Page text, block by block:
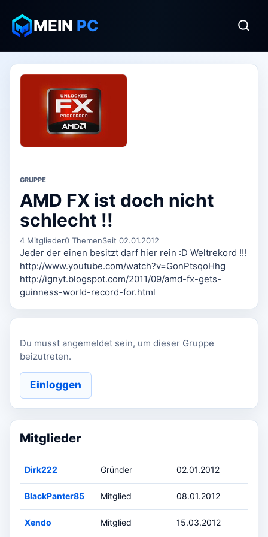
MEIN PC
GRUPPE
AMD FX ist doch nicht
schlecht !!
4 Mitglieder0 ThemenSeit 02.01.2012
Jeder der einen besitzt darf hier rein :D Weltrekord !!!
http://www.youtube.com/watch?v=GonPtsqoHhg
http://ignyt.blogspot.com/2011/09/amd-fx-gets-
guinness-world-record-for.html
Du musst angemeldet sein, um dieser Gruppe
beizutreten.
Einloggen
Mitglieder
Dirk222 Gründer 02.01.2012
BlackPanter85 Mitglied 08.01.2012
Xendo Mitglied 15.03.2012